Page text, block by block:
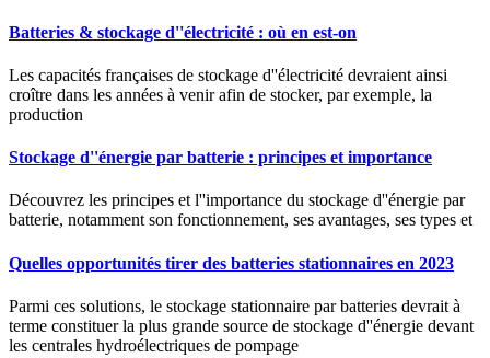
Batteries & stockage d''électricité : où en est-on
Les capacités françaises de stockage d''électricité devraient ainsi
croître dans les années à venir afin de stocker, par exemple, la
production
Stockage d''énergie par batterie : principes et importance
Découvrez les principes et l''importance du stockage d''énergie par
batterie, notamment son fonctionnement, ses avantages, ses types et
Quelles opportunités tirer des batteries stationnaires en 2023
Parmi ces solutions, le stockage stationnaire par batteries devrait à
terme constituer la plus grande source de stockage d''énergie devant
les centrales hydroélectriques de pompage